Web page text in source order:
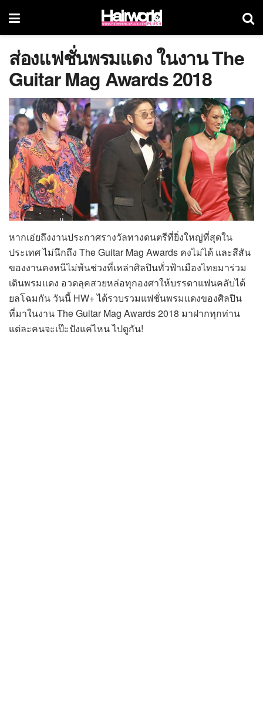
ส่องแฟชั่นพรมแดง ในงาน The
Guitar Mag Awards 2018
หากเอ่ยถึงงานประกาศรางวัลทางดนตรีที่ยิ่งใหญ่ที่สุดใน
ประเทศ ไม่นึกถึง The Guitar Mag Awards คงไม่ได้ และสีสัน
ของงานคงหนีไม่พ้นช่วงที่เหล่าศิลปินทั่วฟ้าเมืองไทยมาร่วม
เดินพรมแดง อวดลุคสวยหล่อทุกองศาให้บรรดาแฟนคลับได้
ยลโฉมกัน วันนี้ HW+ ได้รวบรวมแฟชั่นพรมแดงของศิลปิน
ที่มาในงาน The Guitar Mag Awards 2018 มาฝากทุกท่าน
แต่ละคนจะเป๊ะปังแค่ไหน ไปดูกัน!